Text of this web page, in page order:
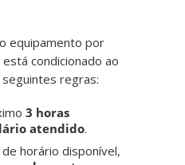
equipamento por
condicionado ao
regras:
3 horas
atendido.
horário disponível,